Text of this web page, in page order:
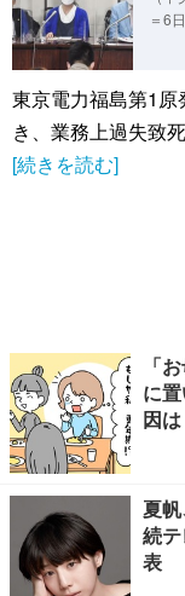
＝6
東京電力福島第1
き、業務上過失致
[続きを読む]
「
に
因は
夏
続
表